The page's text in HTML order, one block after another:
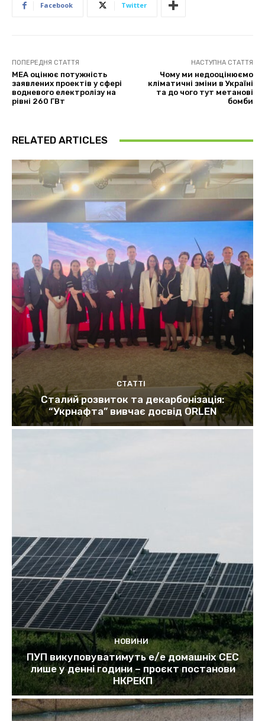
Facebook Twitter
ПОПЕРЕДНЯ СТАТТЯ
МЕА оцінює потужність
заявлених проектів у сфері
водневого електролізу на
рівні 260 ГВт
НАСТУПНА СТАТТЯ
Чому ми недооцінюємо
кліматичні зміни в Україні
та до чого тут метанові
бомби
RELATED ARTICLES
СТАТТІ
Сталий розвиток та декарбонізація:
“Укрнафта” вивчає досвід ORLEN
НОВИНИ
ПУП викуповуватимуть е/е домашніх СЕС
лише у денні години – проєкт постанови
НКРЕКП